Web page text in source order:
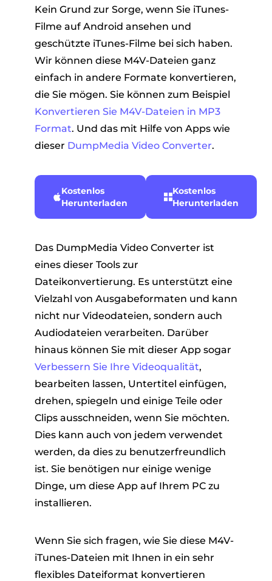
Kein Grund zur Sorge, wenn Sie iTunes-
Filme auf Android ansehen und
geschützte iTunes-Filme bei sich haben.
Wir können diese M4V-Dateien ganz
einfach in andere Formate konvertieren,
die Sie mögen. Sie können zum Beispiel
Konvertieren Sie M4V-Dateien in MP3
Format. Und das mit Hilfe von Apps wie
dieser DumpMedia Video Converter.
Kostenlos
Herunterladen
Kostenlos
Herunterladen
Das DumpMedia Video Converter ist
eines dieser Tools zur
Dateikonvertierung. Es unterstützt eine
Vielzahl von Ausgabeformaten und kann
nicht nur Videodateien, sondern auch
Audiodateien verarbeiten. Darüber
hinaus können Sie mit dieser App sogar
Verbessern Sie Ihre Videoqualität,
bearbeiten lassen, Untertitel einfügen,
drehen, spiegeln und einige Teile oder
Clips ausschneiden, wenn Sie möchten.
Dies kann auch von jedem verwendet
werden, da dies zu benutzerfreundlich
ist. Sie benötigen nur einige wenige
Dinge, um diese App auf Ihrem PC zu
installieren.
Wenn Sie sich fragen, wie Sie diese M4V-
iTunes-Dateien mit Ihnen in ein sehr
flexibles Dateiformat konvertieren